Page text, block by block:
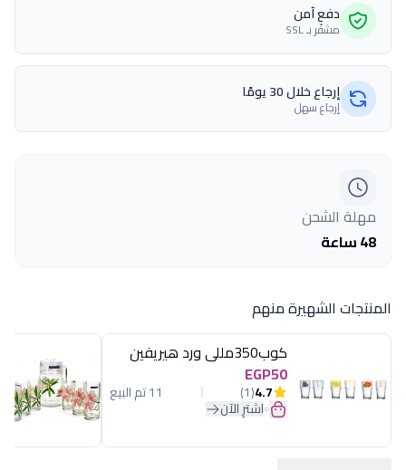
دفع آمن
مشفّر بـ SSL
إرجاع خلال 30 يومًا
إرجاع سهل
مهلة الشحن
48 ساعة
المنتجات الشهيرة منهم
كوب350مللى ورد هيريفين
EGP50
4.7
(1) 11 تم البيع
اشترِ الآن